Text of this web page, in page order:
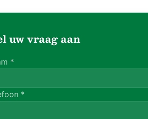
uw vraag aan
*
*